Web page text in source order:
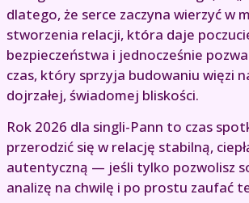
dlatego, że serce zaczyna wierzyć w
stworzenia relacji, która daje
bezpieczeństwa i jednocześnie
czas, który sprzyja budowaniu więzi
dojrzałej, świadomej bliskości.
Rok 2026 dla singli-Pann to czas
przerodzić się w relację stabilną,
autentyczną — jeśli tylko pozwolisz
analizę na chwilę i po prostu zaufać